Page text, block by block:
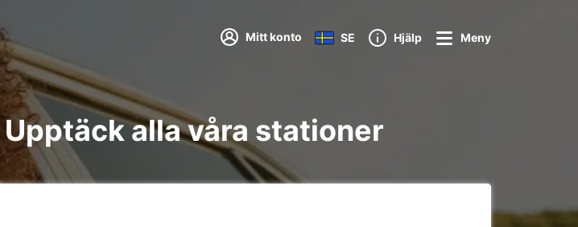
Mitt konto SE Hjälp Meny
alla våra stationer